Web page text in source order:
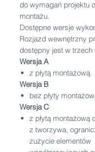
do wymagań projektu
montażu.
Dostępne wersje
Rozjazd wewnętrzny
dostępny jest w trzech
Wersja A
z płytą montażową.
Wersja B
bez płyty
Wersja C
z płytą montażową
z tworzywa,
zużycie elementów